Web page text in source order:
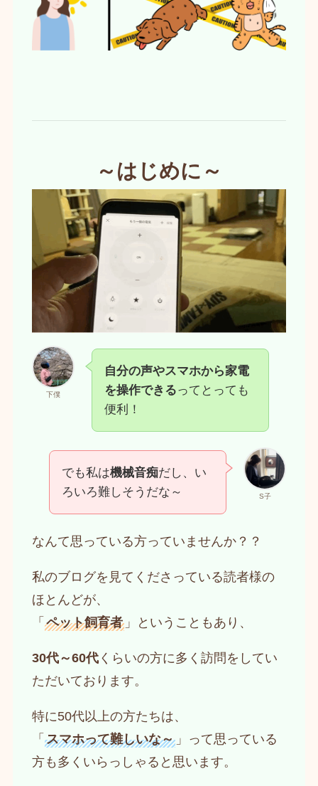
～はじめに～
下僕
自分の声やスマホから家電
を操作できるってとっても
便利！
S子
でも私は機械音痴だし、い
ろいろ難しそうだな～
なんて思っている方っていませんか？？
私のブログを見てくださっている読者様の
ほとんどが、
「 ペット飼育者」ということもあり、
30代～60代くらいの方に多く訪問をしてい
ただいております。
特に50代以上の方たちは、
「 スマホって難しいな～」って思っている
方も多くいらっしゃると思います。